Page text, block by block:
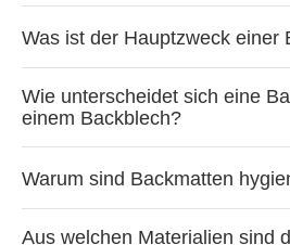
Was ist der Hauptzweck einer
Wie unterscheidet sich eine
einem Backblech?
Warum sind Backmatten
Aus welchen Materialien sind